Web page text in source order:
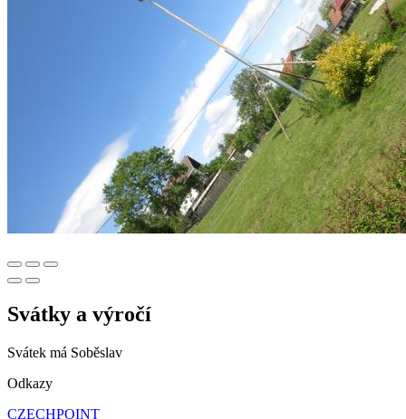
Svátky a výročí
Svátek má Soběslav
Odkazy
CZECHPOINT